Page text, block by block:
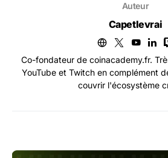
Auteur
Capetlevrai
Co-fondateur de coinacademy.fr.
YouTube et Twitch en complément
couvrir l'écosystème